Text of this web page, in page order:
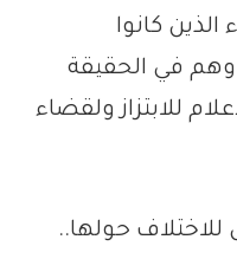
الذين كانوا
في الحقيقة
للابتزاز ولقضاء
حولها..